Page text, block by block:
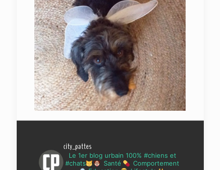
city_pattes
Le 1er blog urbain 100% #chiens et
#chats
Santé
Comportement